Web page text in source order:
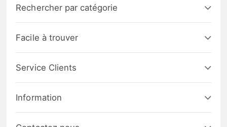
Rechercher par catégorie
Facile à trouver
Service Clients
Information